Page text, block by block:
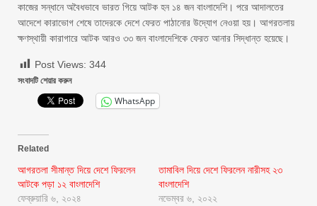
কাজের সন্ধানে অবৈধভাবে ভারত গিয়ে আটক হন ১৪ জন বাংলাদেশি। পরে আদালতের
আদেশে কারাভোগ শেষে তাদেরকে দেশে ফেরত পাঠানোর উদ্যোগ নেওয়া হয়। আগরতলায়
ক্ষণস্থায়ী কারাগারে আটক আরও ৩৩ জন বাংলাদেশিকে ফেরত আনার সিদ্ধান্ত হয়েছে।
Post Views: 344
সংবাদটি শেয়ার করুন
WhatsApp
Related
আগরতলা সীমান্ত দিয়ে দেশে ফিরলেন
আটকে পড়া ১২ বাংলাদেশি
ফেব্রুয়ারি ৬, ২০২৪
তামাবিল দিয়ে দেশে ফিরলেন নারীসহ ২৩
বাংলাদেশি
নভেম্বর ৬, ২০২২